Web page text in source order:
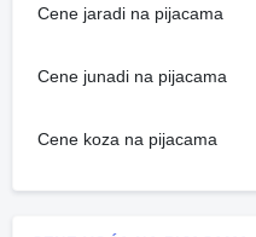
Cene jaradi na pijacama
Cene junadi na pijacama
Cene koza na pijacama